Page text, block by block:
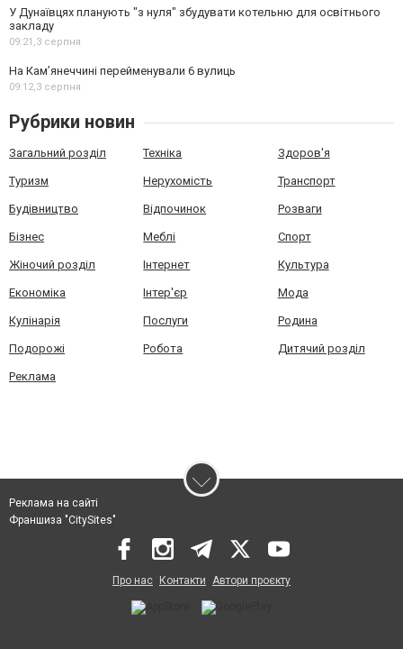
У Дунаївцях планують "з нуля" збудувати котельню для освітнього
закладу
09:21,3 серпня
На Камʼянеччині перейменували 6 вулиць
09:12,3 серпня
Рубрики новин
Загальний розділ Техніка Здоров'я
Туризм Нерухомість Транспорт
Будівництво Відпочинок Розваги
Бізнес Меблі Спорт
Жіночий розділ Інтернет Культура
Економіка Інтер'єр Мода
Кулінарія Послуги Родина
Подорожі Робота Дитячий розділ
Реклама
Реклама на сайті
Франшиза "CitySites"
Про нас Контакти Автори проєкту